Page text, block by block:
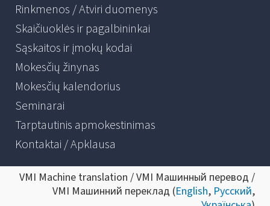
Rinkmenos / Atviri duomenys
Skaičiuoklės ir pagalbininkai
Sąskaitos ir įmokų kodai
Mokesčių žinynas
Mokesčių kalendorius
Seminarai
Tarptautinis apmokestinimas
Kontaktai / Apklausa
VMI Machine translation / VMI Машинный перевод /
VMI Машинний переклад (English, Русский,